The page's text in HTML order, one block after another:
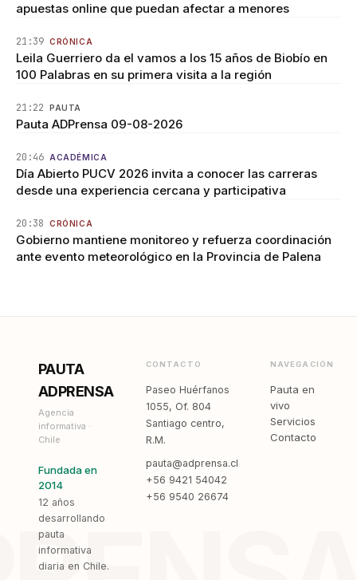
apuestas online que puedan afectar a menores
21:39 CRÓNICA
Leila Guerriero da el vamos a los 15 años de Biobío en
100 Palabras en su primera visita a la región
21:22 PAUTA
Pauta ADPrensa 09-08-2026
20:46 ACADÉMICA
Día Abierto PUCV 2026 invita a conocer las carreras
desde una experiencia cercana y participativa
20:38 CRÓNICA
Gobierno mantiene monitoreo y refuerza coordinación
ante evento meteorológico en la Provincia de Palena
PAUTA
ADPRENSA
Agencia
informativa ·
Chile
Fundada en
2014
12 años
desarrollando
pauta
informativa
diaria en Chile.
CONTACTO
Paseo Huérfanos
1055, Of. 804
Santiago centro,
R.M.
pauta@adprensa.cl
+56 9421 54042
+56 9540 26674
NAVEGACIÓN
Pauta en
vivo
Servicios
Contacto